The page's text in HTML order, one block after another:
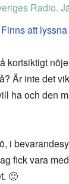
Radio.
att
kortsiktigt
Är inte det
ha och den
i
fick vara
🙂